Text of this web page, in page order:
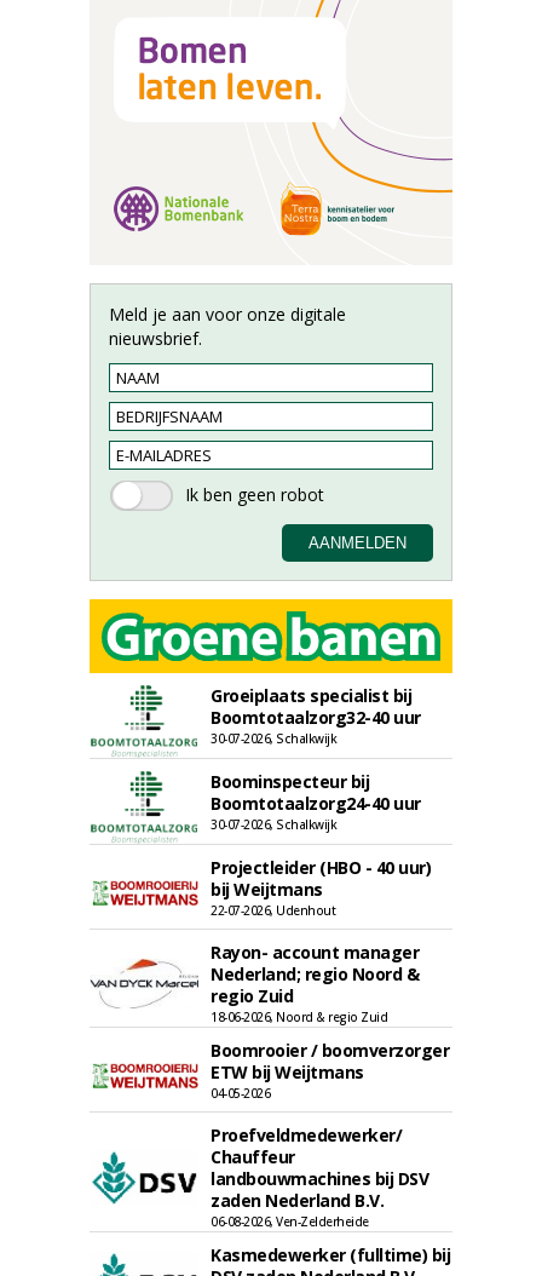
Meld je aan voor onze digitale
nieuwsbrief.
Groeiplaats specialist bij
Boomtotaalzorg32-40 uur
30-07-2026, Schalkwijk
Boominspecteur bij
Boomtotaalzorg24-40 uur
30-07-2026, Schalkwijk
Projectleider (HBO - 40 uur)
bij Weijtmans
22-07-2026, Udenhout
Rayon- account manager
Nederland; regio Noord &
regio Zuid
18-06-2026, Noord & regio Zuid
Boomrooier / boomverzorger
ETW bij Weijtmans
04-05-2026
Proefveldmedewerker/
Chauffeur
landbouwmachines bij DSV
zaden Nederland B.V.
06-08-2026, Ven-Zelderheide
Kasmedewerker (fulltime) bij